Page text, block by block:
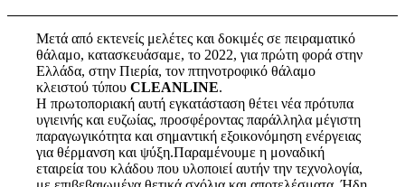
Μετά από εκτενείς μελέτες και δοκιμές σε πειραματικό
θάλαμο, κατασκευάσαμε, το 2022, για πρώτη φορά στην
Ελλάδα, στην Πιερία, τον πτηνοτροφικό θάλαμο
κλειστού τύπουCLEANLINE.
Η πρωτοποριακή αυτή εγκατάσταση θέτει νέα πρότυπα
υγιεινής και ευζωίας, προσφέροντας παράλληλα μέγιστη
παραγωγικότητα και σημαντική εξοικονόμηση ενέργειας
για θέρμανση και ψύξη.Παραμένουμε η μοναδική
εταιρεία του κλάδου που υλοποιεί αυτήν την τεχνολογία,